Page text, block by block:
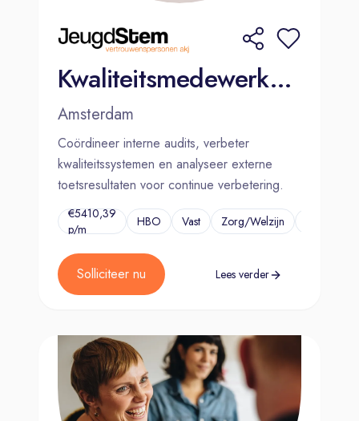
Kwaliteitsmedewerker (32 uur p.w.)
Amsterdam
Coördineer interne audits, verbeter
kwaliteitssystemen en analyseer externe
toetsresultaten voor continue verbetering.
€5410,39
p/m
HBO Vast Zorg/Welzijn
Solliciteer nu Lees verder